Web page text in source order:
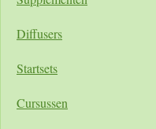
Diffusers
Startsets
Cursussen